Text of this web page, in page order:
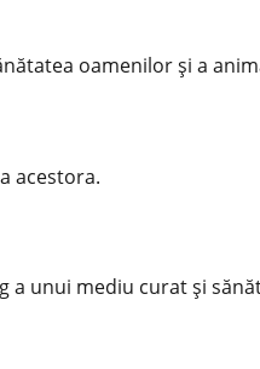
oamenilor și a
acestora.
a unui mediu curat și